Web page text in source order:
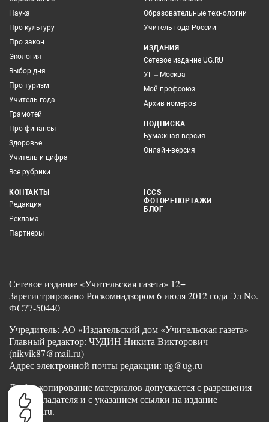
Наука
Про культуру
Про закон
Экология
Выбор дня
Про туризм
Учитель года
Грамотей
Про финансы
Здоровье
Учитель и цифра
Все рубрики
Образовательные технологии
Учитель года России
ИЗДАНИЯ
Сетевое издание UG.RU
УГ – Москва
Мой профсоюз
Архив номеров
ПОДПИСКА
Бумажная версия
Онлайн-версия
КОНТАКТЫ
Редакция
Реклама
Партнеры
ICCS
ФОТОРЕПОРТАЖИ
БЛОГ
Сетевое издание «Учительская газета» 12+
Зарегистрировано Роскомнадзором 6 июля 2012 года Эл No.
ФС77-50440
Учредитель: АО «Издательский дом «Учительская газета»
Главный редактор: ЧУДИН Никита Викторович
(nikvik87@mail.ru)
Адрес электронной почты редакции: ug@ug.ru
Любое копирование материалов допускается с разрешения
правообладателя и с указанием ссылки на издание
www.ug.ru.